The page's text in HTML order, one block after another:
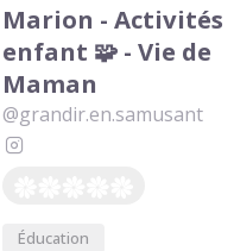
Marion - Activités
enfant 🧩 - Vie de
Maman
@grandir.en.samusant
Éducation